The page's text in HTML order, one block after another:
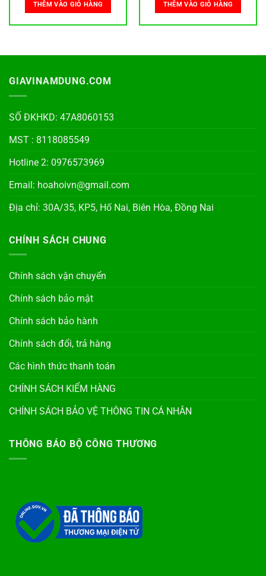
THÊM VÀO GIỎ HÀNG THÊM VÀO GIỎ HÀNG
GIAVINAMDUNG.COM
SỐ ĐKHKD: 47A8060153
MST : 8118085549
Hotline 2: 0976573969
Email: hoahoivn@gmail.com
Địa chỉ: 30A/35, KP5, Hố Nai, Biên Hòa, Đồng Nai
CHÍNH SÁCH CHUNG
Chính sách vận chuyển
Chính sách bảo mật
Chính sách bảo hành
Chính sách đổi, trả hàng
Các hình thức thanh toán
CHÍNH SÁCH KIỂM HÀNG
CHÍNH SÁCH BẢO VỆ THÔNG TIN CÁ NHÂN
THÔNG BÁO BỘ CÔNG THƯƠNG